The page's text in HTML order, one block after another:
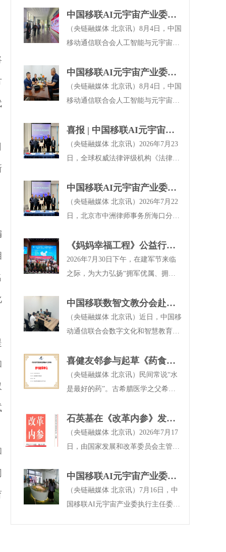
元宇宙产业委）、中国移动通信联合
会数字文化和智慧教育分会执行主任
委员、万企共赢亿企赢学友汇总干事
物科技有限公司开展专项考察交流活
动。双方就生物科技企业数字化转
型、品牌升级、市场拓展等议题深入
中国移联AI元宇宙产业委到
鸿翔健康城考察交流
（央链融媒体 北京讯）8月4日，中国
移动通信联合会人工智能与元宇宙产
AI元宇宙产业委"）、中国移动通信
联合会数字文化和智慧教育分会执行
主任委员何超带队，赴鸿翔健康城开
中国移联AI元宇宙产业委到
北京华宝投资管理有限公司
考察交流
（央链融媒体 北京讯）8月4日，中国
移动通信联合会人工智能与元宇宙产
元宇宙产业委）、中国移动通信联合
会数字文化和智慧教育分会执行主任
委员何超带队到访北京华宝投资管理
合、数字经济赋能实体产业、资本助
力科技创新等议题展开深入座谈，就
深化战略合作、共建产业生态达成多
董事长王先银、执行董事沈莹秋、总
经理王玉真热情接待并陪同考察。中
国移联AI元宇宙产业委干事何艾芸、
等随同考察。
喜报 | 中国移联AI元宇宙产
业委副主任委员周胜荣登
The Legal 500 China Elite 中
（央链融媒体 北京讯）2026年7月23
日，全球权威法律评级机构《法律
度China Elite中国城市精英榜评选结
果，中国通信工业协会区块链专业委
员会执行主任委员、中国移动通信联
会（以下简称中国移联AI元宇宙产业
委）副主任委员、北京市中洲律师事
务所主任周胜凭借在建设工程争议领
功入选。中国移联AI元宇宙产业委、
中国通信工业协会区块链专业委员会
对周胜主任获此荣誉致以诚挚祝贺。
中国移联AI元宇宙产业委副
主任委员周胜律师率队开启
南向战略布局
（央链融媒体 北京讯）2026年7月22
日，北京市中洲律师事务所海口分所
行。中国通信工业协会区块链专业委
员会、中国移动通信联合会人工智能
与元宇宙产业工作委员会（以下简称
市中洲(海口)律师事务所正式开业致
以最热烈的祝贺。中国通信工业协会
区块链专业委员会执行主任委员、中
中洲律师事务所主任周胜律师出席典
礼并发表主旨讲话，携团队正式开启
布局海南自由贸易港的专业服务新征
《妈妈幸福工程》公益行系
列活动之广西都安站——
“致敬最可爱的人 温暖军属
2026年7月30日下午，在建军节来临
之际，为大力弘扬“拥军优属、拥政
尊崇军人、关爱军属、支持国防的浓
厚氛围，扎实推进新时代双拥共建工
作走深走实，《妈妈幸福工程》公益
妈”八一拥军专场活动在都安瑶族自
治县公安局110指挥中心备勤楼3楼多
功能报告厅成功举办。
中国移联数智文教分会赴北
大智慧教育工程参观交流
（央链融媒体 北京讯）近日，中国移
动通信联合会数字文化和智慧教育分
任委员何超远赴山东济南，参观考察
北大智慧教育工程。北大智慧教育工
程总经理周晓东全程热情接待，双方
泛而深入的交流。
喜健友邻参与起草《药食同
源》团标，以科技智造引领
健康饮水赛道
（央链融媒体 北京讯）民间常说“水
是最好的药”。古希腊医学之父希波
是最好的药物。”而在所有食物中，
水占据着一个不可替代的位置——它
无色无味，却承载着人体百分之六十
循环到组织修护，人体各项生理机能
的正常运转，都离不开水的承载与推
动。
石英基在《改革内参》发
文：破解消费数据垄断 释放
内需潜能
（央链融媒体 北京讯）2026年7月17
日，由国家发展和改革委员会主管、
核心决策参考刊物《改革内参》2026
年第26期（综合版）正式出刊。中国
民主促进会会员、民进湖南省委会特
中国移联AI元宇宙产业委执
行主任委员何超带队推动AI
教育与商业项目落地可行性
（央链融媒体 北京讯）7月16日，中
国移联AI元宇宙产业委执行主任委员